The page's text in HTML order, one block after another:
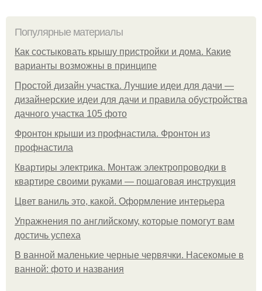
Популярные материалы
Как состыковать крышу пристройки и дома. Какие
варианты возможны в принципе
Простой дизайн участка. Лучшие идеи для дачи —
дизайнерские идеи для дачи и правила обустройства
дачного участка 105 фото
Фронтон крыши из профнастила. Фронтон из
профнастила
Квартиры электрика. Монтаж электропроводки в
квартире своими руками — пошаговая инструкция
Цвет ваниль это, какой. Оформление интерьера
Упражнения по английскому, которые помогут вам
достичь успеха
В ванной маленькие черные червячки. Насекомые в
ванной: фото и названия